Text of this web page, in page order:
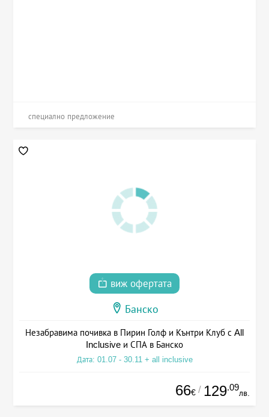
специално предложение
виж офертата
Банско
Незабравима почивка в Пирин Голф и Кънтри Клуб с All
Inclusive и СПА в Банско
Дата: 01.07 - 30.11 + all inclusive
66€ / 129.09
лв.